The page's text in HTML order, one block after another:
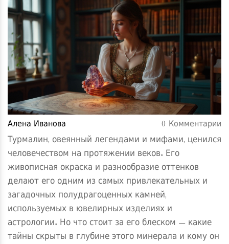
Алена Иванова 0 Комментарии
Турмалин, овеянный легендами и мифами, ценился
человечеством на протяжении веков. Его
живописная окраска и разнообразие оттенков
делают его одним из самых привлекательных и
загадочных полудрагоценных камней,
используемых в ювелирных изделиях и
астрологии. Но что стоит за его блеском — какие
тайны скрыты в глубине этого минерала и кому он